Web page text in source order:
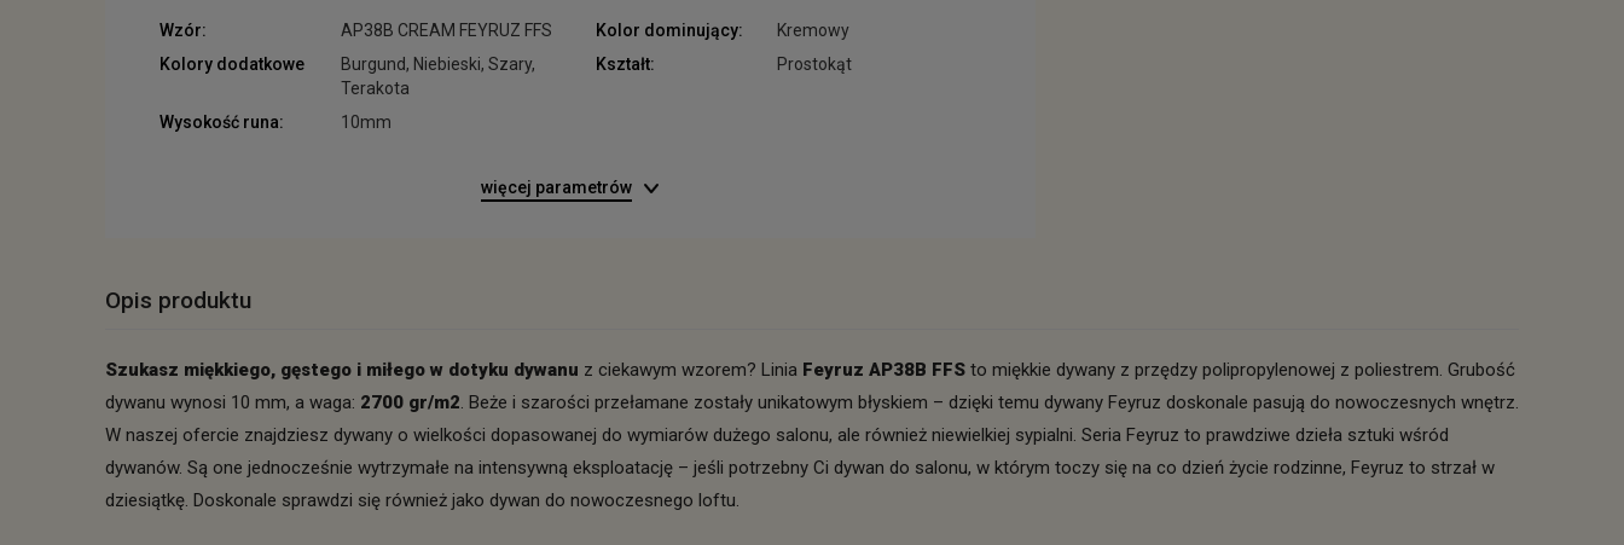
Wzór: AP38B CREAM FEYRUZ FFS Kolor dominujący:
Kremowy
Kolory dodatkowe
Burgund, Niebieski, Szary,
Terakota
Kształt: Prostokąt
Wysokość runa: 10mm
więcej parametrów
Opis produktu
Szukasz miękkiego, gęstego i miłego w dotyku dywanu z ciekawym wzorem? Linia Feyruz AP38B FFS to miękkie dywany z przędzy polipropylenowej z poliestrem. Grubość
dywanu wynosi 10 mm, a waga: 2700 gr/m2. Beże i szarości przełamane zostały unikatowym błyskiem – dzięki temu dywany Feyruz doskonale pasują do nowoczesnych wnętrz.
W naszej ofercie znajdziesz dywany o wielkości dopasowanej do wymiarów dużego salonu, ale również niewielkiej sypialni. Seria Feyruz to prawdziwe dzieła sztuki wśród
dywanów. Są one jednocześnie wytrzymałe na intensywną eksploatację – jeśli potrzebny Ci dywan do salonu, w którym toczy się na co dzień życie rodzinne, Feyruz to strzał w
dziesiątkę. Doskonale sprawdzi się również jako dywan do nowoczesnego loftu.